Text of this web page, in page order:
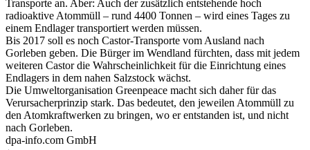
Transporte an. Aber: Auch der zusätzlich entstehende hoch
radioaktive Atommüll – rund 4400 Tonnen – wird eines Tages zu
einem Endlager transportiert werden müssen.
Bis 2017 soll es noch Castor-Transporte vom Ausland nach
Gorleben geben. Die Bürger im Wendland fürchten, dass mit jedem
weiteren Castor die Wahrscheinlichkeit für die Einrichtung eines
Endlagers in dem nahen Salzstock wächst.
Die Umweltorganisation Greenpeace macht sich daher für das
Verursacherprinzip stark. Das bedeutet, den jeweilen Atommüll zu
den Atomkraftwerken zu bringen, wo er entstanden ist, und nicht
nach Gorleben.
dpa-info.com GmbH